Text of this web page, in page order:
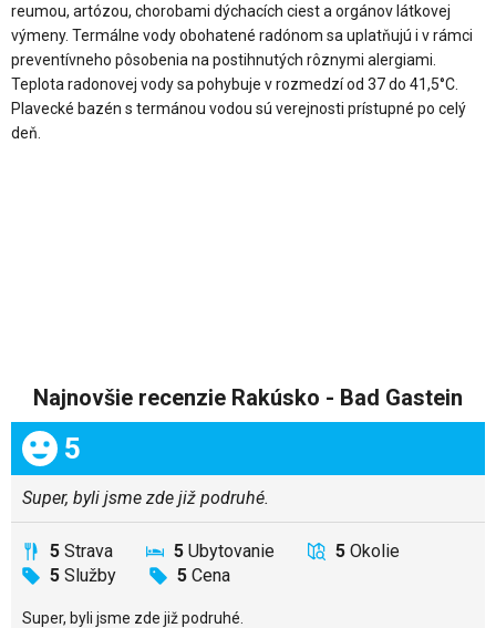
reumou, artózou, chorobami dýchacích ciest a orgánov látkovej
výmeny. Termálne vody obohatené radónom sa uplatňujú i v rámci
preventívneho pôsobenia na postihnutých rôznymi alergiami.
Teplota radonovej vody sa pohybuje v rozmedzí od 37 do 41,5°C.
Plavecké bazén s termánou vodou sú verejnosti prístupné po celý
deň.
Najnovšie recenzie Rakúsko - Bad Gastein
Celkom:
5
Super, byli jsme zde již podruhé.
5 Strava 5 Ubytovanie 5 Okolie
5 Služby 5 Cena
Super, byli jsme zde již podruhé.